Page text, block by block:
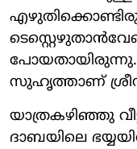
പോയതായിരുന്നു.
സുഹൃത്താണ്
യാത്രകഴിഞ്ഞു
ദാബയിലെ